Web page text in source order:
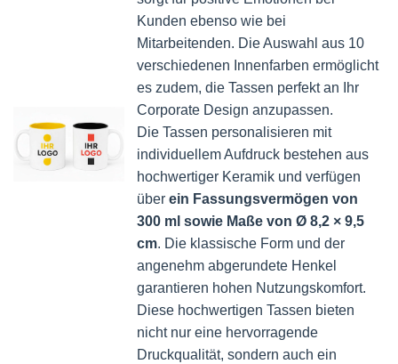
Kunden ebenso wie bei
Mitarbeitenden. Die Auswahl aus 10
verschiedenen Innenfarben ermöglicht
es zudem, die Tassen perfekt an Ihr
Corporate Design anzupassen.
Die Tassen personalisieren mit
individuellem Aufdruck bestehen aus
hochwertiger Keramik und verfügen
überein Fassungsvermögen von
300 ml sowie Maße von Ø 8,2 × 9,5
cm. Die klassische Form und der
angenehm abgerundete Henkel
garantieren hohen Nutzungskomfort.
Diese hochwertigen Tassen bieten
nicht nur eine hervorragende
Druckqualität, sondern auch ein